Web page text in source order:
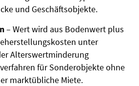
und Geschäftsobjekte.
– Wert wird aus Bodenwert plus
unter
Alterswertminderung
für Sonderobjekte ohne
marktübliche Miete.